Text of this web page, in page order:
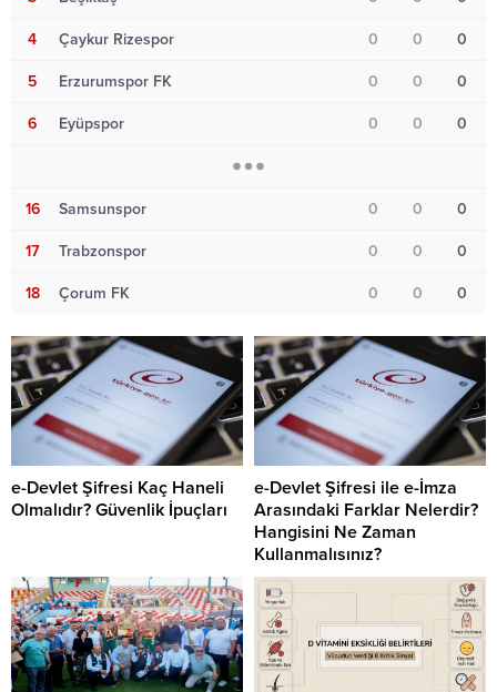
4 Çaykur Rizespor 0 0 0
5 Erzurumspor FK 0 0 0
6 Eyüpspor 0 0 0
16 Samsunspor 0 0 0
17 Trabzonspor 0 0 0
18 Çorum FK 0 0 0
e-Devlet Şifresi Kaç Haneli
Olmalıdır? Güvenlik İpuçları
e-Devlet Şifresi ile e-İmza
Arasındaki Farklar Nelerdir?
Hangisini Ne Zaman
Kullanmalısınız?